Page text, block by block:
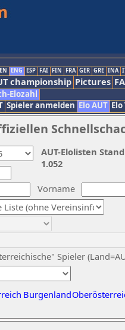
ENG ESP FAI FIN FRA GER GRE INA
championship Pictures
Elozahl
Spieler anmelden Elo AUT
Vorname
Spieler
Burgenland
AUT-Elolisten
1.052